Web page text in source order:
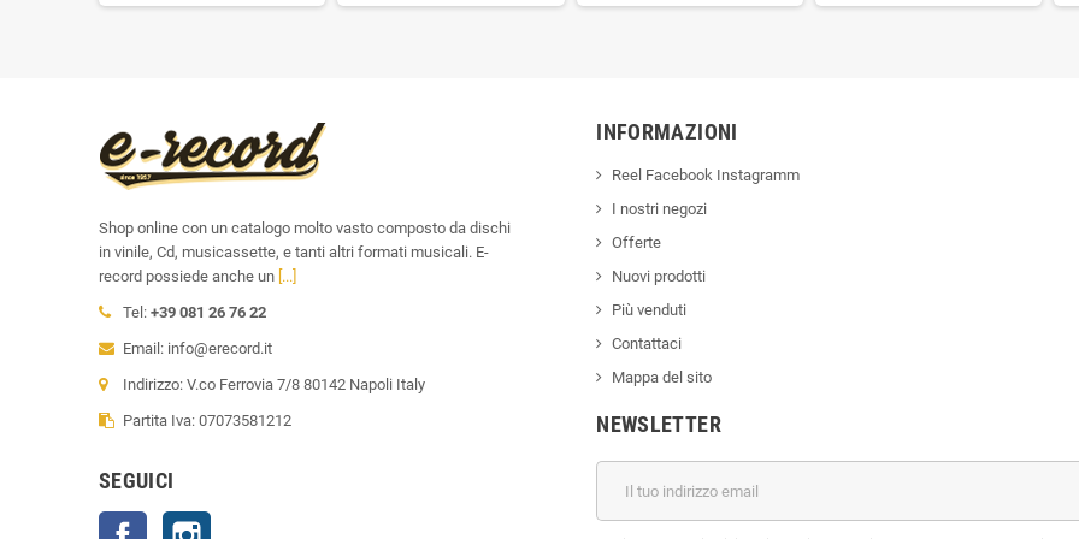
Shop online con un catalogo molto vasto composto da dischi
in vinile, Cd, musicassette, e tanti altri formati musicali. E-
record possiede anche un [...]
Tel: +39 081 26 76 22
Email: info@erecord.it
Indirizzo: V.co Ferrovia 7/8 80142 Napoli Italy
Partita Iva: 07073581212
SEGUICI
Facebook
INFORMAZIONI
Reel Facebook Instagramm
I nostri negozi
Offerte
Nuovi prodotti
Più venduti
Contattaci
Mappa del sito
NEWSLETTER